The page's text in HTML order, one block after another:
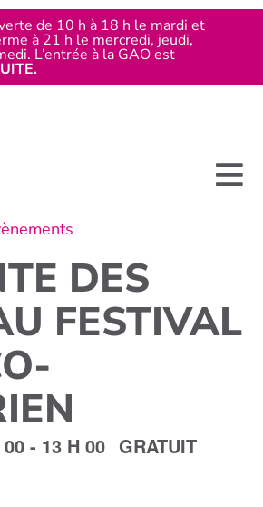
DES
FESTIVAL
- 13 H 00 GRATUIT
de 10 h à 18 h le mardi et
à 21 h le mercredi, jeudi,
L’entrée à la GAO est